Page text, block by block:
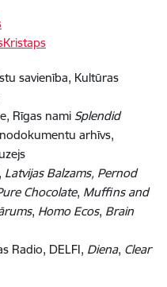
savienība, Kultūras
Rīgas nami Splendid
arhīvs,
Latvijas Balzams, Pernod
Chocolate, Muffins and
, Homo Ecos, Brain
Radio, DELFI, Diena, Clear